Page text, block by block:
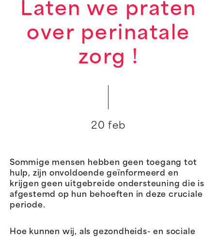
Laten we praten
over perinatale
zorg !
20 feb
Sommige mensen hebben geen toegang tot
hulp, zijn onvoldoende geïnformeerd en
krijgen geen uitgebreide ondersteuning die is
afgestemd op hun behoeften in deze cruciale
periode.
Hoe kunnen wij, als gezondheids- en sociale